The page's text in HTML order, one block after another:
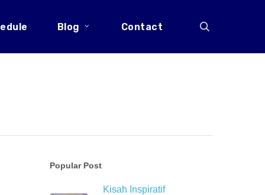
Blog Contact
Popular Post
Kisah Inspiratif